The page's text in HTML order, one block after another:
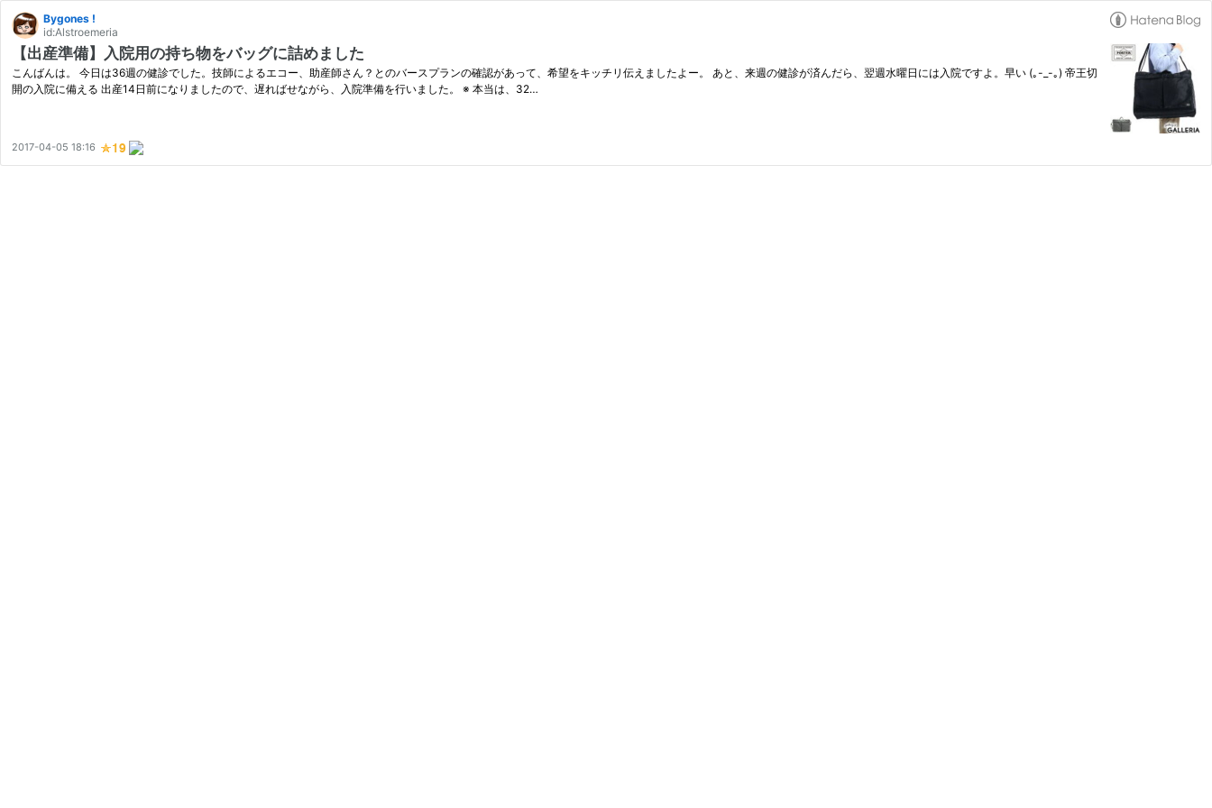
Bygones !
id:Alstroemeria
【出産準備】入院用の持ち物をバッグに詰めました
こんばんは。 今日は36週の健診でした。技師によるエコー、助産師さん？とのバースプランの確認があって、希望をキッチリ伝えましたよー。 あと、来週の健診が済んだら、翌週水曜日には入院ですよ。早い (｡-_-｡) 帝王切
開の入院に備える 出産14日前になりましたので、遅ればせながら、入院準備を行いました。 ※ 本当は、32…
2017-04-05 18:16